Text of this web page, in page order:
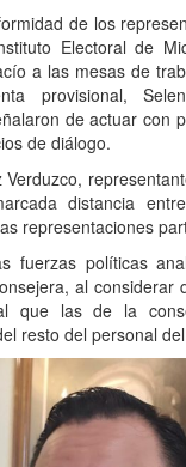
de los
Electoral de
a las mesas de
provisional,
de actuar con
de diálogo.
distancia
representaciones
fuerzas políticas
al considerar
que las de la
resto del personal